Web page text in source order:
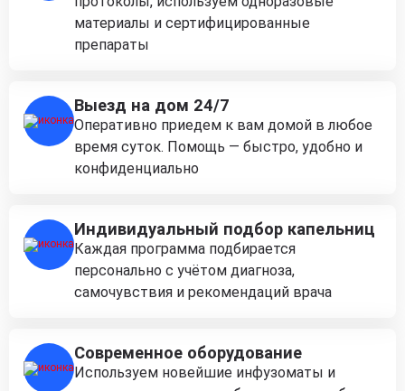
материалы и сертифицированные
препараты
Выезд на дом 24/7
Оперативно приедем к вам домой в любое
время суток. Помощь — быстро, удобно и
конфиденциально
Индивидуальный подбор капельниц
Каждая программа подбирается
персонально с учётом диагноза,
самочувствия и рекомендаций врача
Современное оборудование
Используем новейшие инфузоматы и